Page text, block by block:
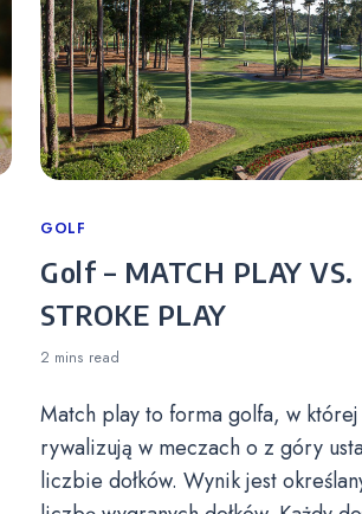
Categories
GOLF
Golf – MATCH PLAY VS.
STROKE PLAY
2 mins read
Match play to forma golfa, w
rywalizują w meczach o z góry
liczbie dołków. Wynik jest